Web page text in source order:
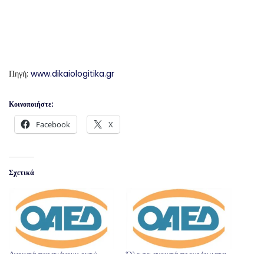
Πηγή: www.dikaiologitika.gr
Κοινοποιήστε:
Facebook X
Σχετικά